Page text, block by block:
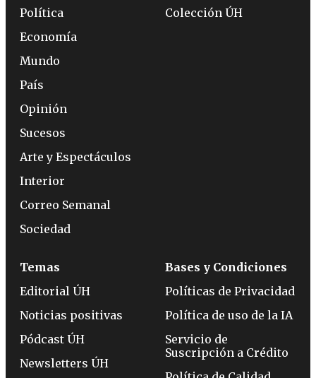
Política
Economía
Mundo
País
Opinión
Sucesos
Arte y Espectáculos
Interior
Correo Semanal
Sociedad
Colección ÚH
Temas
Editorial ÚH
Noticias positivas
Pódcast ÚH
Newsletters ÚH
Bases y Condiciones
Políticas de Privacidad
Política de uso de la IA
Servicio de
Suscripción a Crédito